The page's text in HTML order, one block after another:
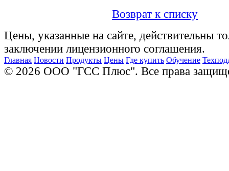
Возврат к списку
Цены, указанные на сайте, действительны
заключении лицензионного соглашения.
Главная Новости Продукты Цены Где купить Обучение
© 2026 ООО "ГСС Плюс". Все права